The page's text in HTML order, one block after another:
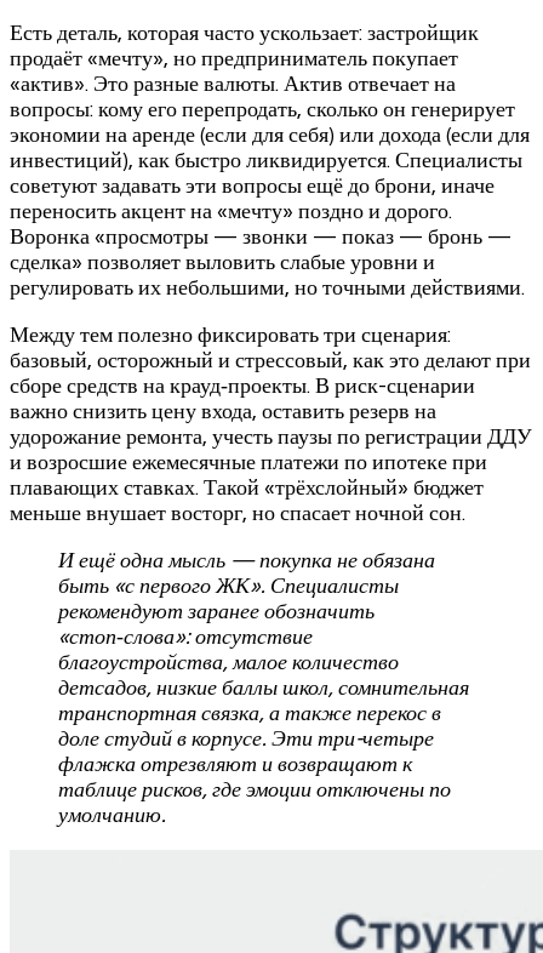
Есть деталь, которая часто ускользает: застройщик
продаёт «мечту», но предприниматель покупает
«актив». Это разные валюты. Актив отвечает на
вопросы: кому его перепродать, сколько он генерирует
экономии на аренде (если для себя) или дохода (если для
инвестиций), как быстро ликвидируется. Специалисты
советуют задавать эти вопросы ещё до брони, иначе
переносить акцент на «мечту» поздно и дорого.
Воронка «просмотры — звонки — показ — бронь —
сделка» позволяет выловить слабые уровни и
регулировать их небольшими, но точными действиями.
Между тем полезно фиксировать три сценария:
базовый, осторожный и стрессовый, как это делают при
сборе средств на крауд‑проекты. В риск-сценарии
важно снизить цену входа, оставить резерв на
удорожание ремонта, учесть паузы по регистрации ДДУ
и возросшие ежемесячные платежи по ипотеке при
плавающих ставках. Такой «трёхслойный» бюджет
меньше внушает восторг, но спасает ночной сон.
И ещё одна мысль — покупка не обязана
быть «с первого ЖК». Специалисты
рекомендуют заранее обозначить
«стоп‑слова»: отсутствие
благоустройства, малое количество
детсадов, низкие баллы школ, сомнительная
транспортная связка, а также перекос в
доле студий в корпусе. Эти три-четыре
флажка отрезвляют и возвращают к
таблице рисков, где эмоции отключены по
умолчанию.